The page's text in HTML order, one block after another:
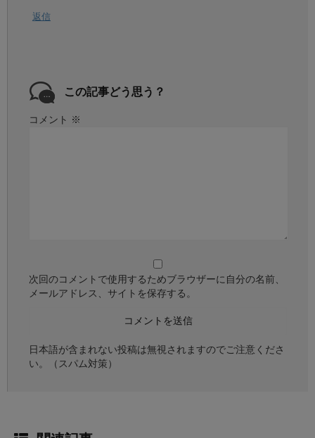
返信
この記事どう思う？
コメント ※
次回のコメントで使用するためブラウザーに自分の名前、
メールアドレス、サイトを保存する。
日本語が含まれない投稿は無視されますのでご注意くださ
い。（スパム対策）